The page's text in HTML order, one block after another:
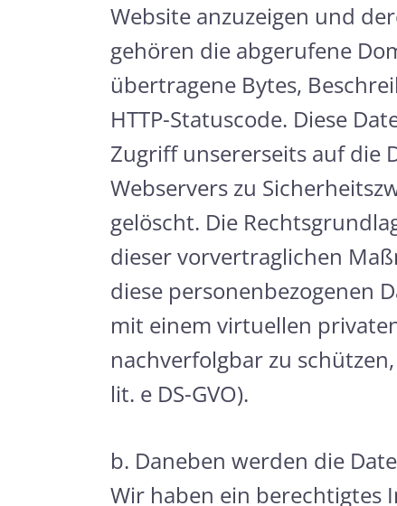
Website anzuzeigen und
gehören die abgerufene
übertragene Bytes,
HTTP-Statuscode. Diese
Zugriff unsererseits auf die
Webservers zu
gelöscht. Die
dieser vorvertraglichen
diese personenbezogenen
mit einem virtuellen
nachverfolgbar zu
lit. e DS-GVO).
b. Daneben werden die
Wir haben ein berechtigtes